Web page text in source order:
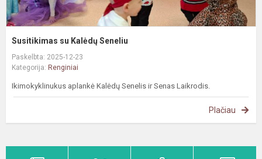
Susitikimas su Kalėdų Seneliu
Paskelbta: 2025-12-23
Kategorija: Renginiai
Ikimokyklinukus aplankė Kalėdų Senelis ir Senas Laikrodis.
Plačiau